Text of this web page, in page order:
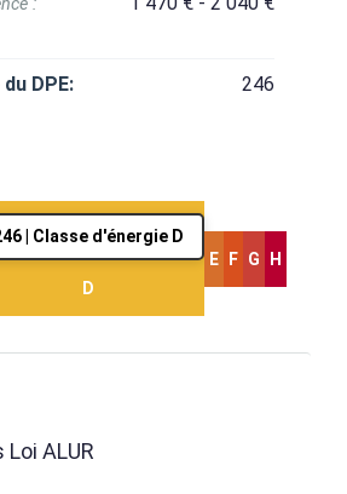
:
DPE: 246
| Classe d'énergie D
D
E F G H
ALUR